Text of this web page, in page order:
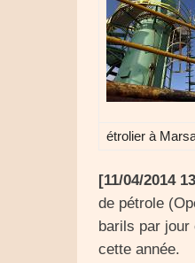
étrolier à
[11/04/2014
de pétrole
barils par jour
cette année.